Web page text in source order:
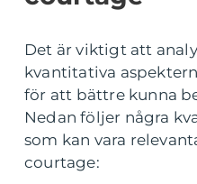
Det är viktigt att
kvantitativa
för att bättre kunna
Nedan följer några
som kan vara
courtage: